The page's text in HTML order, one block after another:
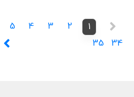
1
2
3
4
5
34
35